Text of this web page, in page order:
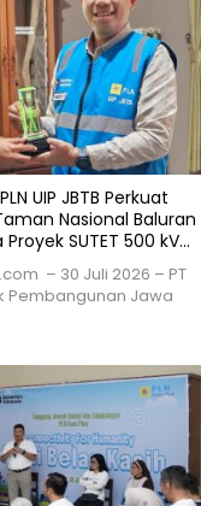
UIP JBTB Perkuat
Nasional Baluran
SUTET 500 kV
– 30 Juli 2026 – PT
Pembangunan Jawa